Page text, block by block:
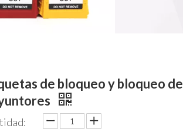
de bloqueo y bloqueo de